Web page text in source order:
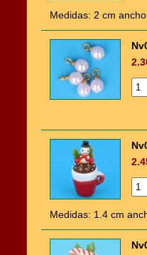
Medidas: 2 cm ancho
Medidas: 1.4 cm